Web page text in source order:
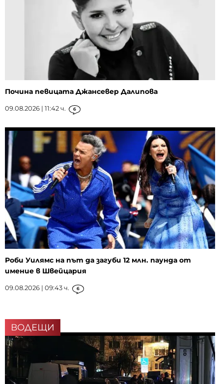
Почина певицата Джансевер Далипова
09.08.2026 | 11:42 ч. 6
Роби Уилямс на път да загуби 12 млн. паунда от
имение в Швейцария
09.08.2026 | 09:43 ч. 6
ВОДЕЩИ